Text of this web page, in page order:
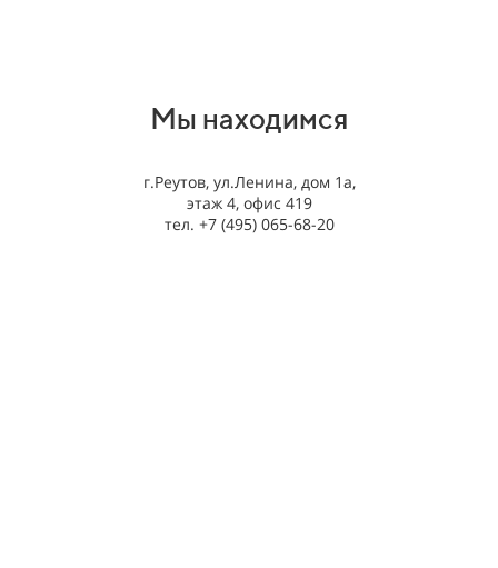
Мы находимся
г.Реутов, ул.Ленина, дом 1а,
этаж 4, офис 419
тел. +7 (495) 065-68-20